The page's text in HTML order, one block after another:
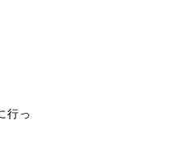
行っ